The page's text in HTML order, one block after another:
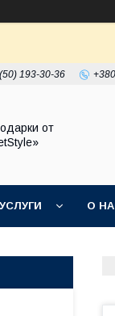
193-30-36
от
О